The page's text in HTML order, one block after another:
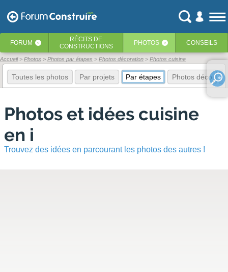
FORUM ‹ RÉCITS DE
CONSTRUCTIONS
PHOTOS ‹ CONSEILS
Accueil Photos Photos par étapes Photos décoration Photos cuisine
Toutes les photos Par projets Par étapes Photos déco
Photos et idées cuisine
en i
Trouvez des idées en parcourant les photos des autres !